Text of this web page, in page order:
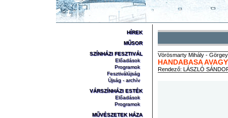
HÍREK
MŰSOR
SZÍNHÁZI FESZTIVÁL
Előadások
Programok
Fesztiválújság
Újság - archív
VÁRSZÍNHÁZI ESTÉK
Előadások
Programok
MŰVÉSZETEK HÁZA
Vörösmarty Mihály - Görgey
HANDABASA
Rendező: LÁSZLÓ